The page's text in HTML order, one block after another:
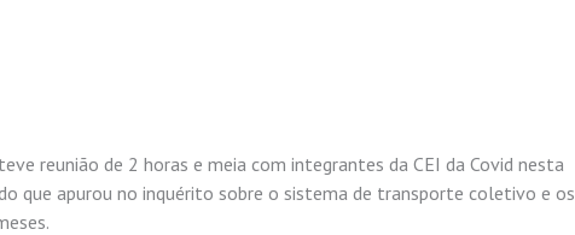
reunião de 2 horas e meia com integrantes da CEI da Covid nesta
que apurou no inquérito sobre o sistema de transporte coletivo e os